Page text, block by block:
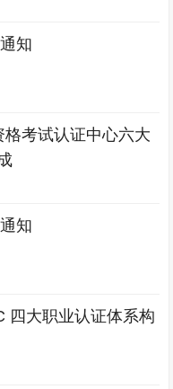
知
考试认证中心六大
知
四大职业认证体系构